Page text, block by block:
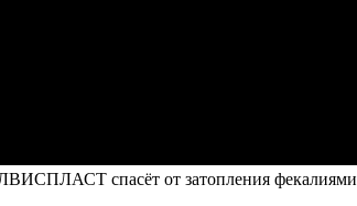
спасёт от затопления фекалиями